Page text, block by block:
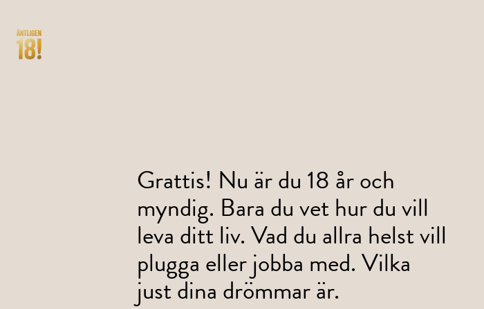
Äntligen 18!
Grattis! Nu är du 18 år och
myndig. Bara du vet hur du vill
leva ditt liv. Vad du allra helst vill
plugga eller jobba med. Vilka
just dina drömmar är.